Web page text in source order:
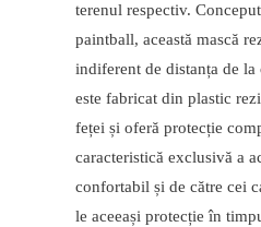
terenul respectiv.
paintball, această mască
indiferent de distanța de la
este fabricat din plastic
feței și oferă protecție
caracteristică exclusivă a
confortabil și de către cei
le aceeași protecție în